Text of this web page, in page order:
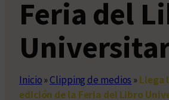
Feria del
Inicio»Clipping de medios »Llega
edición de la Feria del Libro